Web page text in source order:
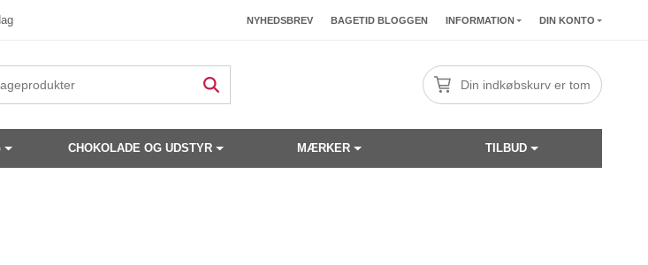
NYHEDSBREV BAGETID BLOGGEN INFORMATION DIN KONTO
Din indkøbskurv er tom
CHOKOLADE OG UDSTYR MÆRKER TILBUD